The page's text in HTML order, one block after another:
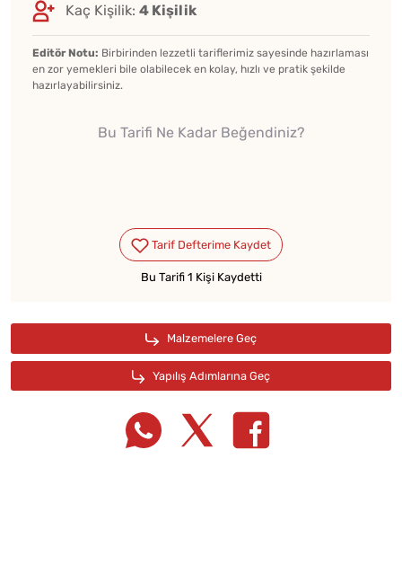
Kaç Kişilik: 4 Kişilik
Editör Notu: Birbirinden lezzetli tariflerimiz sayesinde hazırlaması
en zor yemekleri bile olabilecek en kolay, hızlı ve pratik şekilde
hazırlayabilirsiniz.
Bu Tarifi Ne Kadar Beğendiniz?
Bu Tarifi 1 Kişi Kaydetti